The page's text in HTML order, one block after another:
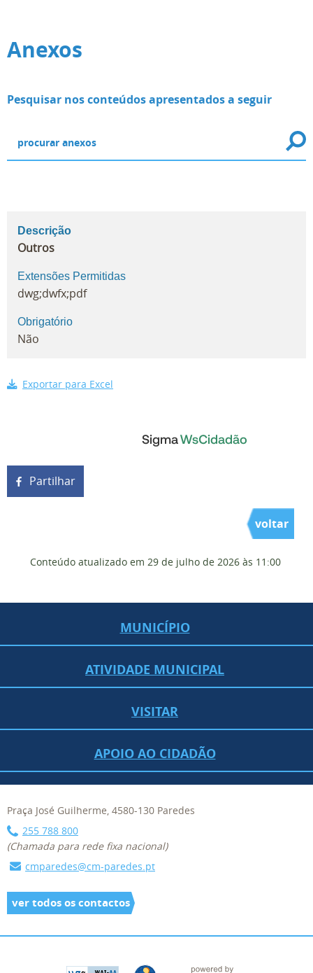
Anexos
Pesquisar nos conteúdos apresentados a seguir
Descrição
Outros
Extensões Permitidas
dwg;dwfx;pdf
Obrigatório
Não
Exportar para Excel
Partilhar
voltar
Conteúdo atualizado em 29 de julho de 2026 às 11:00
MUNICÍPIO
ATIVIDADE MUNICIPAL
VISITAR
APOIO AO CIDADÃO
Praça José Guilherme, 4580-130 Paredes
255 788 800
(Chamada para rede fixa nacional)
cmparedes@cm-paredes.pt
ver todos os contactos